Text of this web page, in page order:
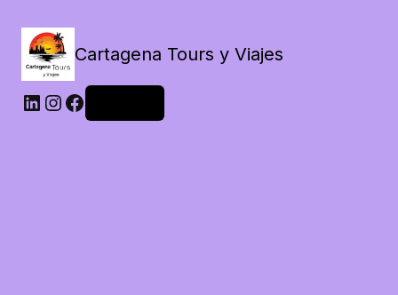
Cartagena Tours y Viajes
LinkedIn
Instagram
Facebook